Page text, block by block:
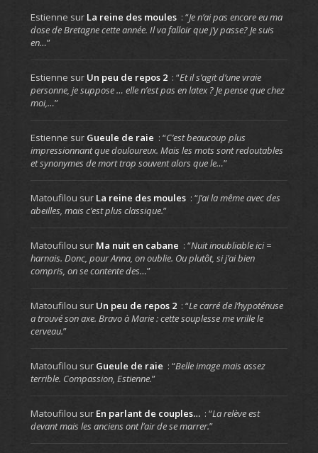
Estienne sur La reine des moules : “Je n’ai pas encore eu ma
dose de Bretagne cette année. Il va falloir que j’y passe? Je suis
en…”
Estienne sur Un peu de repos 2 : “Et il s’agit d’une vraie
personne, je suppose … elle n’est pas en latex ? Je pense que chez
moi,…”
Estienne sur Gueule de raie : “C’est beaucoup plus
impressionnant que douloureux. Mais les mots sont redoutables
et synonymes de mort trop souvent alors que le…”
Matoufilou sur La reine des moules : “J’ai la même avec des
abeilles, mais c’est plus classique.”
Matoufilou sur Ma nuit en cabane : “Nuit inoubliable ici =
harnais. Donc, pour Anna, on oublie. Ou plutôt, si j’ai bien
compris, on se contente des…”
Matoufilou sur Un peu de repos 2 : “Le carré de l’hypoténuse
a trouvé son axe. Bravo à Marie : cette souplesse me vrille le
cerveau.”
Matoufilou sur Gueule de raie : “Belle image mais assez
terrible. Compassion, Estienne.”
Matoufilou sur En parlant de couples… : “La relève est
devant mais les anciens ont l’air de se marrer.”